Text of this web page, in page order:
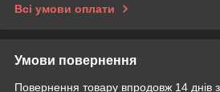
Всі умови оплати
Умови повернення
Повернення товару впродовж 14 днів